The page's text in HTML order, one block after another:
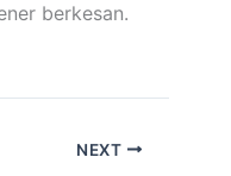
berkesan.
NEXT